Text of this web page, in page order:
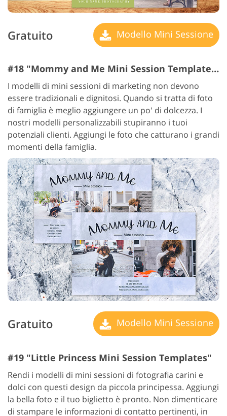
Gratuito Modello Mini Sessione
#18 "Mommy and Me Mini Session Templates"
I modelli di mini sessioni di marketing non devono
essere tradizionali e dignitosi. Quando si tratta di foto
di famiglia è meglio aggiungere un po' di dolcezza. I
nostri modelli personalizzabili stupiranno i tuoi
potenziali clienti. Aggiungi le foto che catturano i grandi
momenti della famiglia.
Gratuito Modello Mini Sessione
#19 "Little Princess Mini Session Templates"
Rendi i modelli di mini sessioni di fotografia carini e
dolci con questi design da piccola principessa. Aggiungi
la bella foto e il tuo biglietto è pronto. Non dimenticare
di stampare le informazioni di contatto pertinenti, in